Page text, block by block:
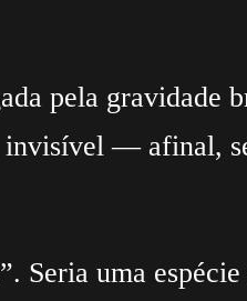
pela gravidade
invisível — afinal,
Seria uma